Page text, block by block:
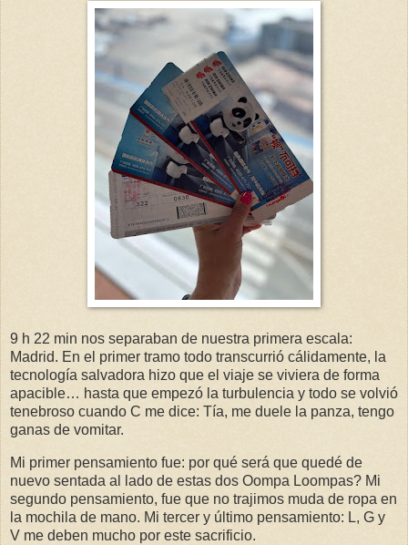
9 h 22 min nos separaban de nuestra primera escala:
Madrid. En el primer tramo todo transcurrió cálidamente, la
tecnología salvadora hizo que el viaje se viviera de forma
apacible… hasta que empezó la turbulencia y todo se volvió
tenebroso cuando C me dice: Tía, me duele la panza, tengo
ganas de vomitar.
Mi primer pensamiento fue: por qué será que quedé de
nuevo sentada al lado de estas dos Oompa Loompas? Mi
segundo pensamiento, fue que no trajimos muda de ropa en
la mochila de mano. Mi tercer y último pensamiento: L, G y
V me deben mucho por este sacrificio.